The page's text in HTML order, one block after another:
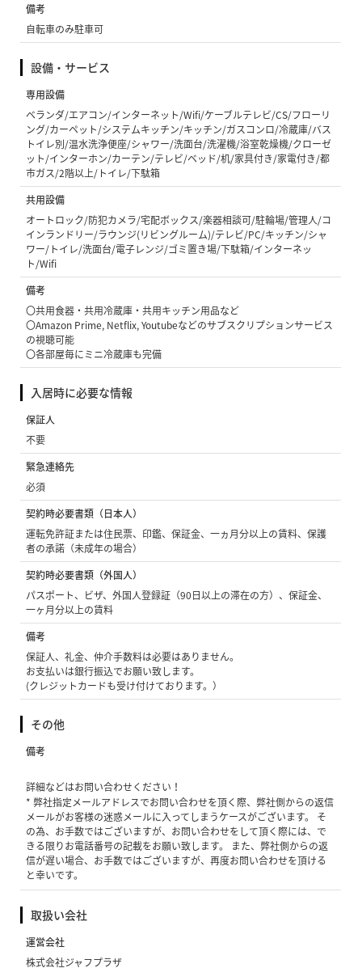
備考
自転車のみ駐車可
設備・サービス
専用設備
ベランダ/エアコン/インターネット/Wifi/ケーブルテレビ/CS/フローリ
ング/カーペット/システムキッチン/キッチン/ガスコンロ/冷蔵庫/バス
トイレ別/温水洗浄便座/シャワー/洗面台/洗濯機/浴室乾燥機/クローゼ
ット/インターホン/カーテン/テレビ/ベッド/机/家具付き/家電付き/都
市ガス/2階以上/トイレ/下駄箱
共用設備
オートロック/防犯カメラ/宅配ボックス/楽器相談可/駐輪場/管理人/コ
インランドリー/ラウンジ(リビングルーム)/テレビ/PC/キッチン/シャ
ワー/トイレ/洗面台/電子レンジ/ゴミ置き場/下駄箱/インターネッ
ト/Wifi
備考
〇共用食器・共用冷蔵庫・共用キッチン用品など
〇Amazon Prime, Netflix, Youtubeなどのサブスクリプションサービス
の視聴可能
〇各部屋毎にミニ冷蔵庫も完備
入居時に必要な情報
保証人
不要
緊急連絡先
必須
契約時必要書類（日本人）
運転免許証または住民票、印鑑、保証金、一ヵ月分以上の賃料、保護
者の承諾（未成年の場合）
契約時必要書類（外国人）
パスポート、ビザ、外国人登録証（90日以上の滞在の方）、保証金、
一ヶ月分以上の賃料
備考
保証人、礼金、仲介手数料は必要はありません。
お支払いは銀行振込でお願い致します。
(クレジットカードも受け付けております。）
その他
備考
詳細などはお問い合わせください！
* 弊社指定メールアドレスでお問い合わせを頂く際、弊社側からの返信
メールがお客様の迷惑メールに入ってしまうケースがございます。 そ
の為、お手数ではございますが、お問い合わせをして頂く際には、で
きる限りお電話番号の記載をお願い致します。 また、弊社側からの返
信が遅い場合、お手数ではございますが、再度お問い合わせを頂ける
と幸いです。
取扱い会社
運営会社
株式会社ジャフプラザ